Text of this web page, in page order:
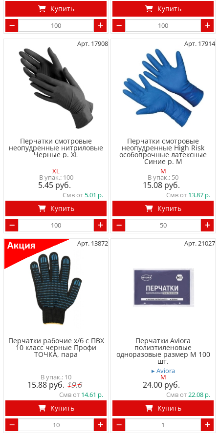
Купить Купить
Арт. 17908
Перчатки смотровые
неопудренные нитриловые
Черные р. XL
XL
100
5.45
Смв от 5.01
Купить
Арт. 17914
Перчатки смотровые
неопудренные High Risk
особопрочные латексные
Синие р. M
M
50
15.08
Смв от 13.87
Купить
Арт. 13872
Перчатки рабочие х/б с ПВХ
10 класс черные Профи
ТОЧКА, пара
10
15.88 19.6
Смв от 14.61
Купить
Арт. 21027
Перчатки Aviora
полиэтиленовые
одноразовые размер M 100
шт.
▸ Aviora
M
24.00
Смв от22.08
Купить